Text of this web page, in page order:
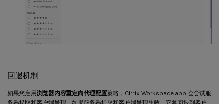
回退机制
如果您启用浏览器内容重定向代理配置策略，Citrix Workspace app 会尝试服
务器提取和客户端呈现。如果服务器提取和客户端呈现失败，它将回退到客户